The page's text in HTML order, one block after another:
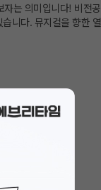
는 의미입니다! 비전공
니다. 뮤지컬을 향한 열